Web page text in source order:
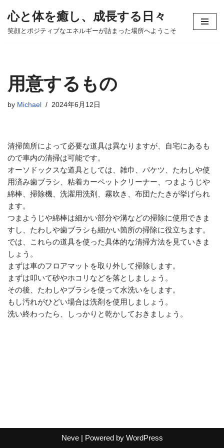
コ
ツ
へ
キ
心と体を癒し、成長する日々
笑顔とポジティブなエネルギーが詰まった場所へようこそ
用意するもの
by Michael 2024年6月12日
清掃箇所によって必要な道具は異なりますが、自宅にあるも
ので車内の清掃は可能です。
オーソドックスな道具としては、雑巾、バケツ、たわしや使
用済み歯ブラシ、粘着カーペットクリーナー、つまようじや
綿棒、掃除機、洗濯用洗剤、霧吹き、布団たたきが挙げられ
ます。
つまようじや綿棒は細かい部分や溝などの掃除に使用できま
すし、たわしや歯ブラシも細かい箇所の掃除に役立ちます。
では、これらの道具を使った具体的な清掃方法を見ていきま
しょう。
まずは車のフロアマットを取り外して掃除します。
まずは叩いて砂やホコリなどを落としましょう。
その後、たわしやブラシを使って水洗いをします。
もし汚れがひどい場合は洗剤を使用しましょう。
洗い終わったら、しっかりと乾かしておきましょう。
Neve| Powered by WordPress